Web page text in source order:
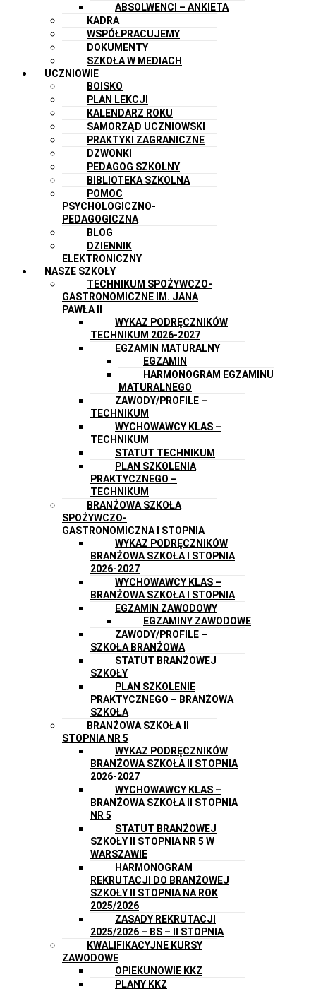
ABSOLWENCI – ANKIETA
KADRA
WSPÓŁPRACUJEMY
DOKUMENTY
SZKOŁA W MEDIACH
UCZNIOWIE
BOISKO
PLAN LEKCJI
KALENDARZ ROKU
SAMORZĄD UCZNIOWSKI
PRAKTYKI ZAGRANICZNE
DZWONKI
PEDAGOG SZKOLNY
BIBLIOTEKA SZKOLNA
POMOC
PSYCHOLOGICZNO-
PEDAGOGICZNA
BLOG
DZIENNIK
ELEKTRONICZNY
NASZE SZKOŁY
TECHNIKUM SPOŻYWCZO-
GASTRONOMICZNE IM. JANA
PAWŁA II
WYKAZ PODRĘCZNIKÓW
TECHNIKUM 2026-2027
EGZAMIN MATURALNY
EGZAMIN
HARMONOGRAM EGZAMINU
MATURALNEGO
ZAWODY/PROFILE –
TECHNIKUM
WYCHOWAWCY KLAS –
TECHNIKUM
STATUT TECHNIKUM
PLAN SZKOLENIA
PRAKTYCZNEGO –
TECHNIKUM
BRANŻOWA SZKOŁA
SPOŻYWCZO-
GASTRONOMICZNA I STOPNIA
WYKAZ PODRĘCZNIKÓW
BRANŻOWA SZKOŁA I STOPNIA
2026-2027
WYCHOWAWCY KLAS –
BRANŻOWA SZKOŁA I STOPNIA
EGZAMIN ZAWODOWY
EGZAMINY ZAWODOWE
ZAWODY/PROFILE –
SZKOŁA BRANŻOWA
STATUT BRANŻOWEJ
SZKOŁY
PLAN SZKOLENIE
PRAKTYCZNEGO – BRANŻOWA
SZKOŁA
BRANŻOWA SZKOŁA II
STOPNIA NR 5
WYKAZ PODRĘCZNIKÓW
BRANŻOWA SZKOŁA II STOPNIA
2026-2027
WYCHOWAWCY KLAS –
BRANŻOWA SZKOŁA II STOPNIA
NR 5
STATUT BRANŻOWEJ
SZKOŁY II STOPNIA NR 5 W
WARSZAWIE
HARMONOGRAM
REKRUTACJI DO BRANŻOWEJ
SZKOŁY II STOPNIA NA ROK
2025/2026
ZASADY REKRUTACJI
2025/2026 – BS – II STOPNIA
KWALIFIKACYJNE KURSY
ZAWODOWE
OPIEKUNOWIE KKZ
PLANY KKZ